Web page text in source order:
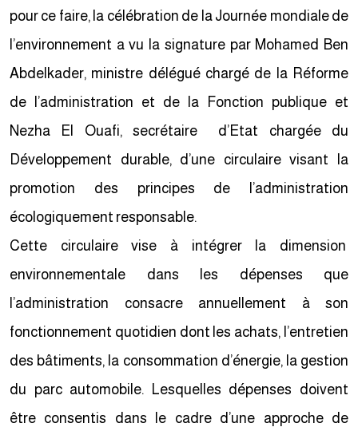
pour ce faire, la célébration de la Journée mondiale de
l’environnement a vu la signature par Mohamed Ben
Abdelkader, ministre délégué chargé de la Réforme
de l’administration et de la Fonction publique et
Nezha El Ouafi, secrétaire d’Etat chargée du
Développement durable, d’une circulaire visant la
promotion des principes de l’administration
écologiquement responsable.
Cette circulaire vise à intégrer la dimension
environnementale dans les dépenses que
l’administration consacre annuellement à son
fonctionnement quotidien dont les achats, l’entretien
des bâtiments, la consommation d’énergie, la gestion
du parc automobile. Lesquelles dépenses doivent
être consentis dans le cadre d’une approche de